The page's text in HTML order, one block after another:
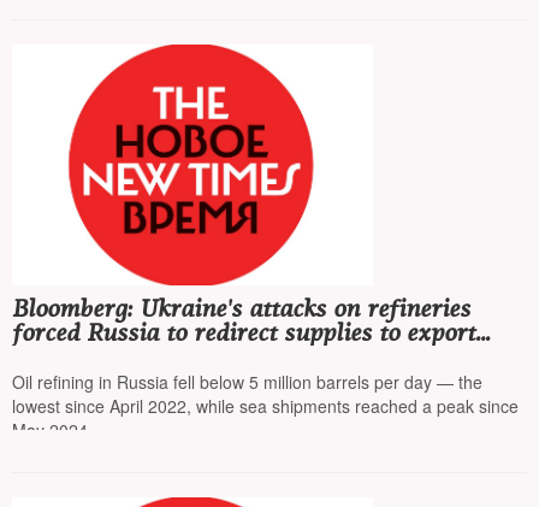
Bloomberg: Ukraine's attacks on refineries
forced Russia to redirect supplies to export
Oil refining in Russia fell below 5 million barrels per day — the
lowest since April 2022, while sea shipments reached a peak since
May 2024